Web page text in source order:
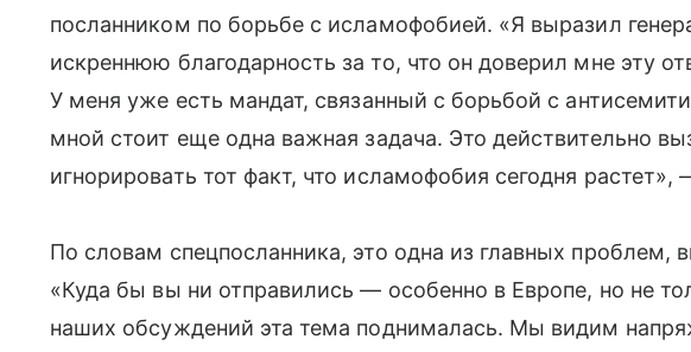
посланником по борьбе с исламофобией. «Я выразил
искреннюю благодарность за то, что он доверил мне эту
У меня уже есть мандат, связанный с борьбой с
мной стоит еще одна важная задача. Это действительно
игнорировать тот факт, что исламофобия сегодня растет»,
По словам спецпосланника, это одна из главных проблем,
«Куда бы вы ни отправились — особенно в Европе, но не
наших обсуждений эта тема поднималась. Мы видим